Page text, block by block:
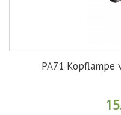
PA71 Kopflampe